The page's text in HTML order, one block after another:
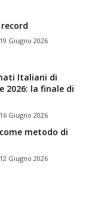
19 Giugno 2026
Italiani di
2026: la finale di
16 Giugno 2026
metodo di
12 Giugno 2026